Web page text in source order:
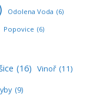
Odolena Voda (6)
Popovice (6)
(16) Vinoř (11)
(9)